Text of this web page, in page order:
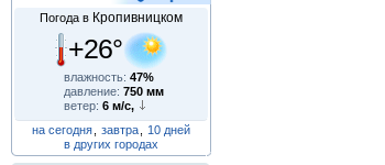
Погода в Кропивницком
+26°
влажность:47%
давление:750 мм
ветер:6 м/с,
на сегодня
завтра
10 дней
в других городах